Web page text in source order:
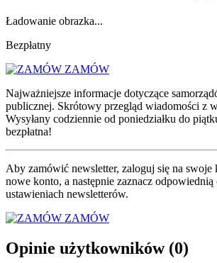
Ładowanie obrazka...
Bezpłatny
ZAMÓW
Najważniejsze informacje dotyczące
publicznej. Skrótowy przegląd wiadomości z
Wysyłany codziennie od poniedziałku do
bezpłatna!
Aby zamówić newsletter, zaloguj się na swoje
nowe konto, a następnie zaznacz
ustawieniach newsletterów.
ZAMÓW
Opinie użytkowników (0)